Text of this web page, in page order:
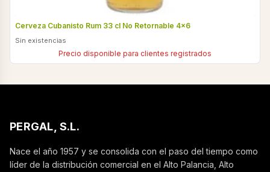
Cerveza Cubanisto Rum 33 cl No Retornable 4x6
Sin existencias
Precio disponible para clientes registrados
PERGAL, S.L.
Nace el año 1957 y se consolida con el paso del tiempo como
líder de la distribución comercial en el Alto Palancia, Alto